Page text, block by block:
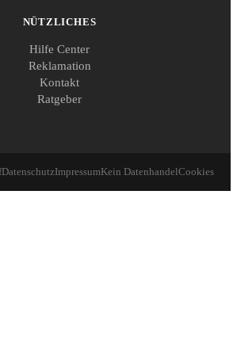
NÜTZLICHES
Hilfe Center
Reklamation
Kontakt
Ratgeber
DatenschutzImpressumKein DatenhandelCookies